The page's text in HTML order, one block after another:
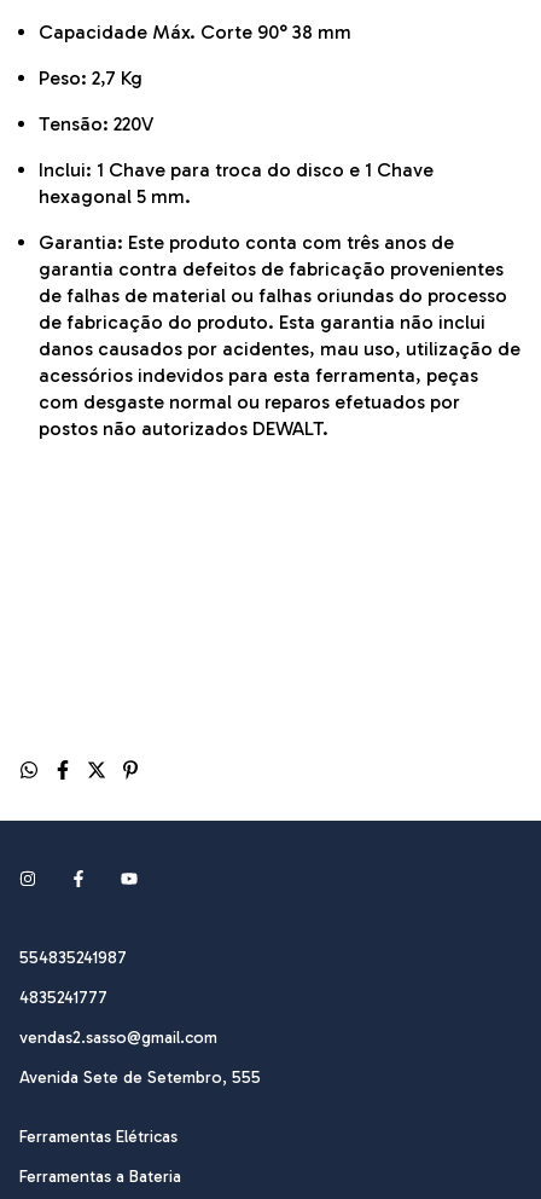
Capacidade Máx. Corte 90° 38 mm
Peso: 2,7 Kg
Tensão: 220V
Inclui: 1 Chave para troca do disco e 1 Chave
hexagonal 5 mm.
Garantia: Este produto conta com três anos de
garantia contra defeitos de fabricação provenientes
de falhas de material ou falhas oriundas do processo
de fabricação do produto. Esta garantia não inclui
danos causados por acidentes, mau uso, utilização de
acessórios indevidos para esta ferramenta, peças
com desgaste normal ou reparos efetuados por
postos não autorizados DEWALT.
554835241987
4835241777
vendas2.sasso@gmail.com
Avenida Sete de Setembro, 555
Ferramentas Elétricas
Ferramentas a Bateria